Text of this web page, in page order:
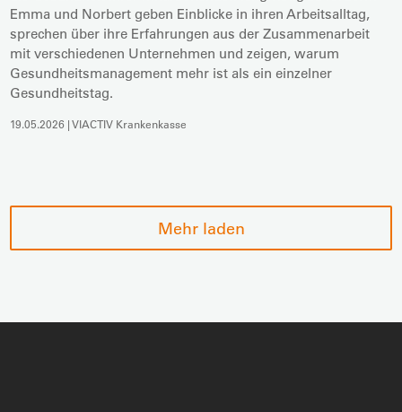
Emma und Norbert geben Einblicke in ihren Arbeitsalltag,
sprechen über ihre Erfahrungen aus der Zusammenarbeit
mit verschiedenen Unternehmen und zeigen, warum
Gesundheitsmanagement mehr ist als ein einzelner
Gesundheitstag.
19.05.2026 | VIACTIV Krankenkasse
Mehr laden